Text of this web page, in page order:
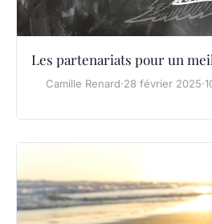
Les partenariats pour un
Camille Renard·28 février 2025·